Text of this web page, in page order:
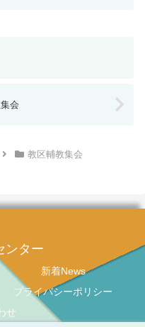
会
教区輔教集会
ンター
新着News
プライバシーポリシー
せ